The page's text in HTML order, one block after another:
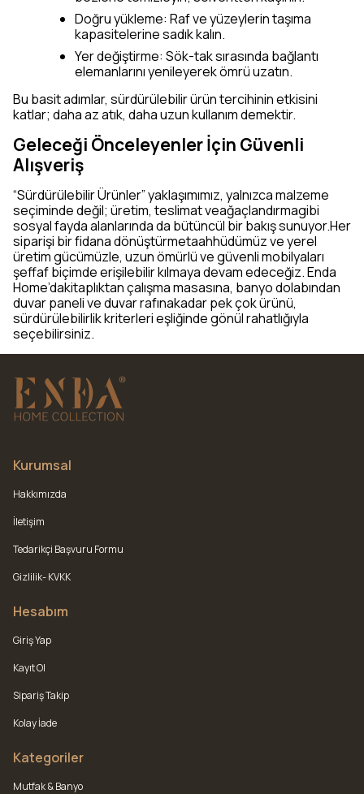
Doğru yükleme: Raf ve yüzeylerin taşıma
kapasitelerine sadık kalın.
Yer değiştirme: Sök-tak sırasında bağlantı
elemanlarını yenileyerek ömrü uzatın.
Bu basit adımlar, sürdürülebilir ürün tercihinin etkisini
katlar; daha az atık, daha uzun kullanım demektir.
Geleceği Önceleyenler İçin Güvenli
Alışveriş
“Sürdürülebilir Ürünler” yaklaşımımız, yalnızca malzeme
seçiminde değil; üretim, teslimat veağaçlandırmagibi
sosyal fayda alanlarında da bütüncül bir bakış sunuyor.Her
siparişi bir fidana dönüştürmetaahhüdümüz ve yerel
üretim gücümüzle, uzun ömürlü ve güvenli mobilyaları
şeffaf biçimde erişilebilir kılmaya devam edeceğiz. Enda
Home’dakitaplıktan çalışma masasına, banyo dolabından
duvar paneli ve duvar rafınakadar pek çok ürünü,
sürdürülebilirlik kriterleri eşliğinde gönül rahatlığıyla
seçebilirsiniz.
Kurumsal
Hakkımızda
İletişim
Tedarikçi Başvuru Formu
Gizlilik- KVKK
Hesabım
Giriş Yap
Kayıt Ol
Sipariş Takip
Kolay İade
Kategoriler
Mutfak & Banyo